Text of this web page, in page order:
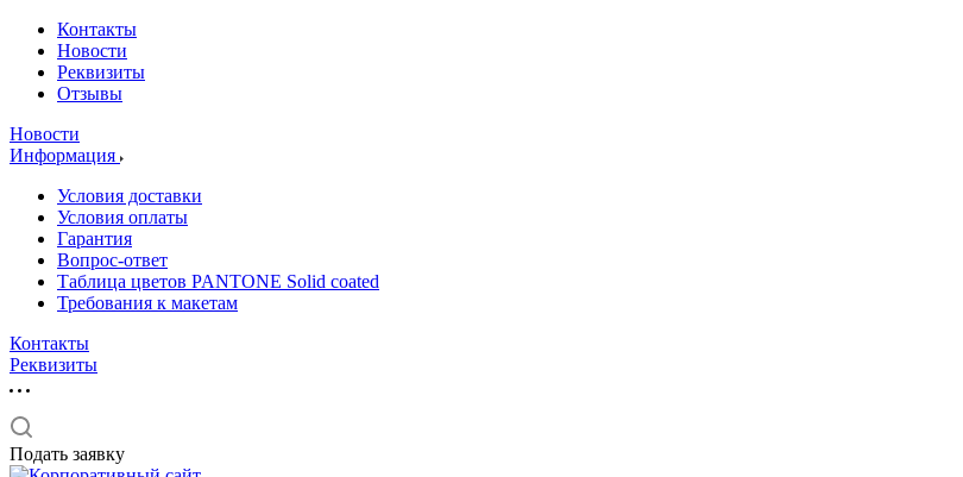
Контакты
Новости
Реквизиты
Отзывы
Новости
Информация
Условия доставки
Условия оплаты
Гарантия
Вопрос-ответ
Таблица цветов PANTONE Solid coated
Требования к макетам
Контакты
Реквизиты
Подать заявку